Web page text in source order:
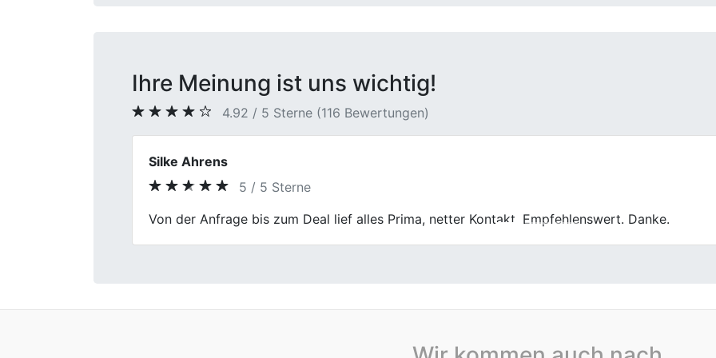
Ihre Meinung ist uns wichtig!
4.92 / 5 Sterne (116 Bewertungen)
Tobias Wernecke
5 / 5 Sterne
Auto verkauft, Geld erhalten – so einfach war das beim First Car Center. Ich hatte meinen